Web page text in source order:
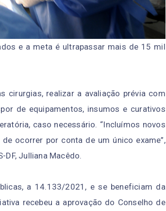
e a meta é ultrapassar mais de 15 mil
cirurgias, realizar a avaliação prévia com
de equipamentos, insumos e curativos
caso necessário. “Incluímos novos
ocorrer por conta de um único exame”,
DF, Julliana Macêdo.
a 14.133/2021, e se beneficiam da
recebeu a aprovação do Conselho de